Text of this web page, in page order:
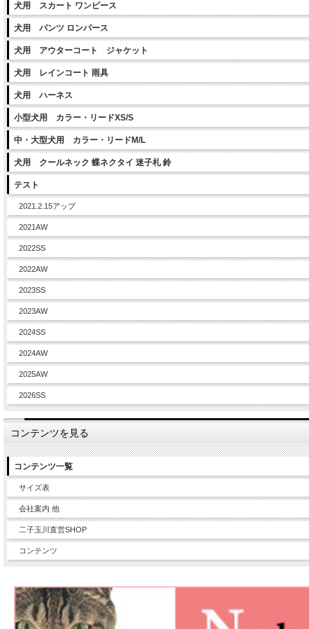
犬用 スカート ワンピース
犬用 パンツ ロンパース
犬用 アウターコート ジャケット
犬用 レインコート 雨具
犬用 ハーネス
小型犬用 カラー・リードXS/S
中・大型犬用 カラー・リードM/L
犬用 クールネック 蝶ネクタイ 迷子札 鈴
テスト
2021.2.15アップ
2021AW
2022SS
2022AW
2023SS
2023AW
2024SS
2024AW
2025AW
2026SS
コンテンツを見る
コンテンツ一覧
サイズ表
会社案内 他
二子玉川直営SHOP
コンテンツ